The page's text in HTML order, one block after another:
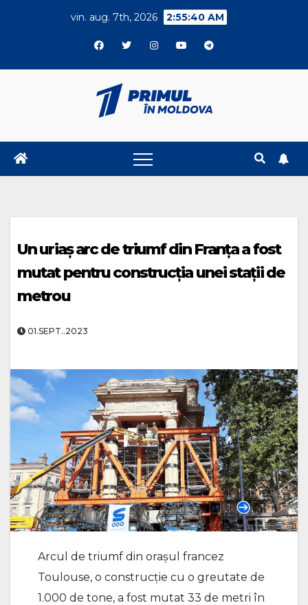
vin. aug. 7th, 2026 2:55:41 AM
Un uriaș arc de triumf din Franța a fost
mutat pentru construcția unei stații de
metrou
01.SEPT..2023
Arcul de triumf din oraşul francez
Toulouse, o construcţie cu o greutate de
1.000 de tone, a fost mutat 33 de metri în